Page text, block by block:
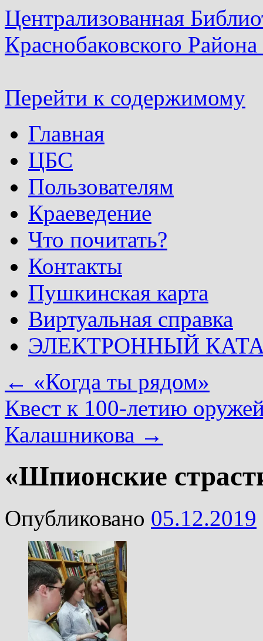
Централизованная
Краснобаковского
Перейти к содержимому
Главная
ЦБС
Пользователям
Краеведение
Что почитать?
Контакты
Пушкинская карта
Виртуальная справка
ЭЛЕКТРОННЫЙ
← «Когда ты рядом»
Квест к 100-летию
Калашникова →
«Шпионские
Опубликовано 05.12.2019